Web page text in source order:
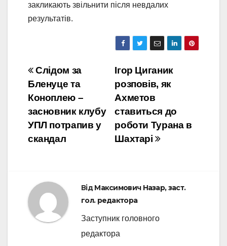
закликають звільнити після невдалих
результатів.
Навігація
записів
Ігор Циганик
розповів, як
Ахметов
ставиться до
роботи Турана в
Шахтарі
Слідом за
Бленуце та
Коноплею –
засновник клубу
УПЛ потрапив у
скандал
ВідМаксимович Назар, заст.
гол. редактора
Заступник головного
редактора